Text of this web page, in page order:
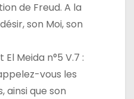
de Freud. A la
son Moi, son
Meida n°5 V.7 :
vous les
ainsi que son